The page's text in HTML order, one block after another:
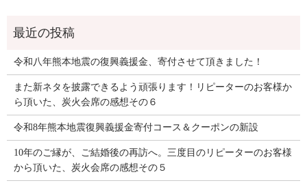
令和八年熊本地震の復興義援金、寄付させて頂きました！
また新ネタを披露できるよう頑張ります！リピーターのお客様か
ら頂いた、炭火会席の感想その６
令和8年熊本地震復興義援金寄付コース＆クーポンの新設
10年のご縁が、ご結婚後の再訪へ。三度目のリピーターのお客様
から頂いた、炭火会席の感想その５